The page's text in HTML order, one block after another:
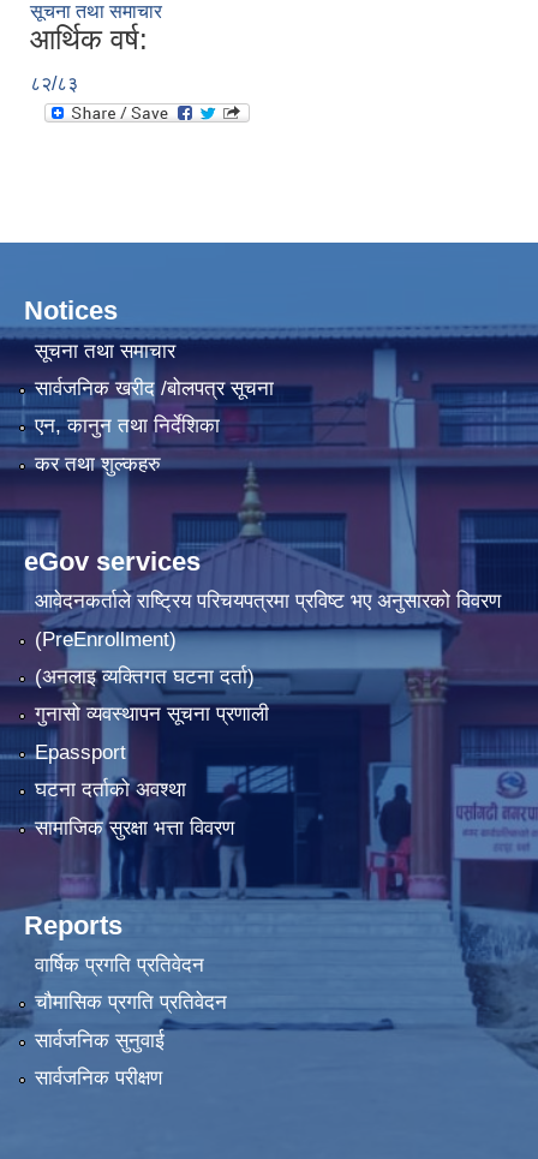
सूचना तथा समाचार
आर्थिक वर्ष:
८२/८३
Notices
सूचना तथा समाचार
सार्वजनिक खरीद /बोलपत्र सूचना
एन, कानुन तथा निर्देशिका
कर तथा शुल्कहरु
eGov services
आवेदनकर्ताले राष्‍ट्रिय परिचयपत्रमा प्रविष्ट भए अनुसारको विवरण
(PreEnrollment)
(अनलाइ व्यक्तिगत घटना दर्ता)
गुनासो व्यवस्थापन सूचना प्रणाली
Epassport
घटना दर्ताको अवश्था
सामाजिक सुरक्षा भत्ता विवरण
Reports
वार्षिक प्रगति प्रतिवेदन
चौमासिक प्रगति प्रतिवेदन
सार्वजनिक सुनुवाई
सार्वजनिक परीक्षण